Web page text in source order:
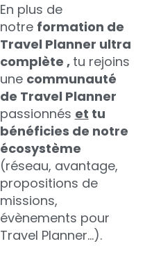
En plus de
notre formation de
Travel Planner ultra
complète , tu rejoins
une communauté
de Travel Planner
passionnés et tu
bénéficies de notre
écosystème
(réseau, avantage,
propositions de
missions,
évènements pour
Travel Planner…).